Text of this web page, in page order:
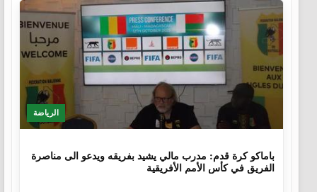
الرياضة
باماكو كرة قدم: مدرب مالي يشيد بفريقه ويدعو الى مناصرة
الفريق في كأس الأمم الأفريقية